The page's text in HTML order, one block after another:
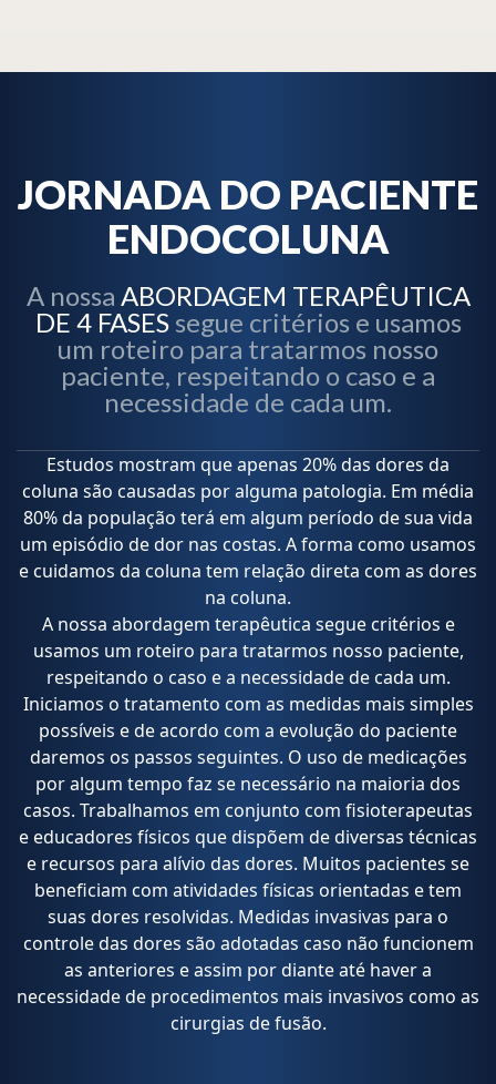
JORNADA DO PACIENTE
ENDOCOLUNA
A nossa ABORDAGEM TERAPÊUTICA
DE 4 FASESsegue critérios e usamos
um roteiro para tratarmos nosso
paciente, respeitando o caso e a
necessidade de cada um.
Estudos mostram que apenas 20% das dores da
coluna são causadas por alguma patologia. Em média
80% da população terá em algum período de sua vida
um episódio de dor nas costas. A forma como usamos
e cuidamos da coluna tem relação direta com as dores
na coluna.
A nossa abordagem terapêutica segue critérios e
usamos um roteiro para tratarmos nosso paciente,
respeitando o caso e a necessidade de cada um.
Iniciamos o tratamento com as medidas mais simples
possíveis e de acordo com a evolução do paciente
daremos os passos seguintes. O uso de medicações
por algum tempo faz se necessário na maioria dos
casos. Trabalhamos em conjunto com fisioterapeutas
e educadores físicos que dispõem de diversas técnicas
e recursos para alívio das dores. Muitos pacientes se
beneficiam com atividades físicas orientadas e tem
suas dores resolvidas. Medidas invasivas para o
controle das dores são adotadas caso não funcionem
as anteriores e assim por diante até haver a
necessidade de procedimentos mais invasivos como as
cirurgias de fusão.